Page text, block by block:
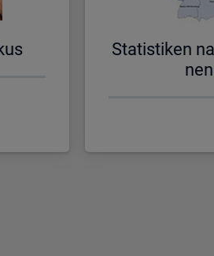
Sta­tis­ti­ken
nen